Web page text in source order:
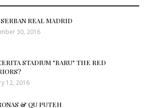
REAL MADRID
30, 2016
STADIUM "BARU" THE RED
12, 2016
& QU PUTEH